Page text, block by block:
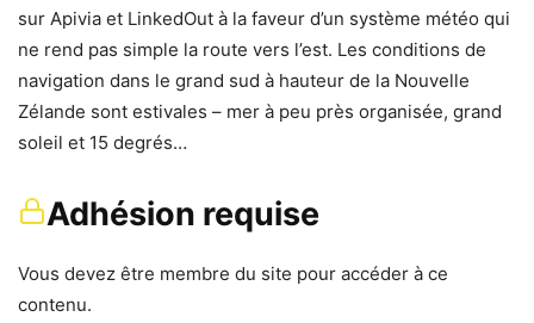
sur Apivia et LinkedOut à la faveur d’un système météo qui
ne rend pas simple la route vers l’est. Les conditions de
navigation dans le grand sud à hauteur de la Nouvelle
Zélande sont estivales – mer à peu près organisée, grand
soleil et 15 degrés…
Adhésion requise
Vous devez être membre du site pour accéder à ce
contenu.